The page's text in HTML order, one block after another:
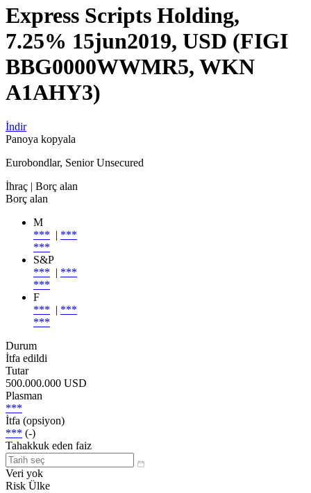
Express Scripts Holding,
7.25% 15jun2019, USD (FIGI
BBG0000WWMR5, WKN
A1AHY3)
İndir
Panoya kopyala
Eurobondlar, Senior Unsecured
İhraç | Borç alan
Borç alan
M
*** | ***
***
S&P
*** | ***
***
F
*** | ***
***
Durum
İtfa edildi
Tutar
500.000.000 USD
Plasman
***
İtfa (opsiyon)
*** (-)
Tahakkuk eden faiz
Veri yok
Risk Ülke